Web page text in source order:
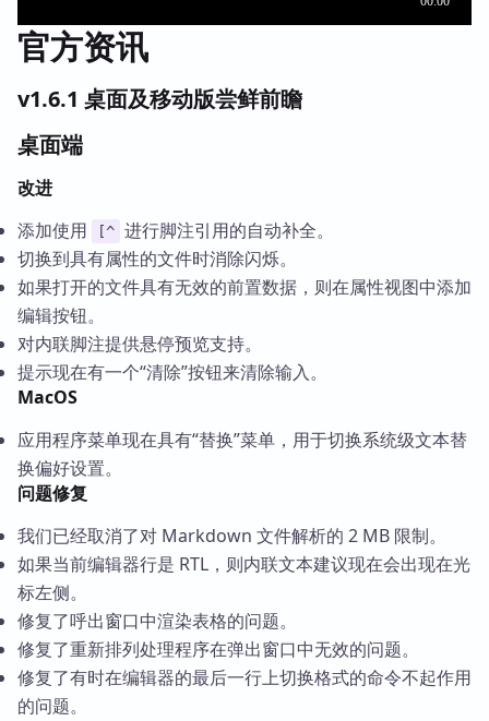
官方资讯
v1.6.1 桌面及移动版尝鲜前瞻
桌面端
改进
添加使用
[^ 进行脚注引用的自动补全。
切换到具有属性的文件时消除闪烁。
如果打开的文件具有无效的前置数据，则在属性视图中添加
编辑按钮。
对内联脚注提供悬停预览支持。
提示现在有一个“清除”按钮来清除输入。
MacOS
应用程序菜单现在具有“替换”菜单，用于切换系统级文本替
换偏好设置。
问题修复
我们已经取消了对 Markdown 文件解析的 2 MB 限制。
如果当前编辑器行是 RTL，则内联文本建议现在会出现在光
标左侧。
修复了呼出窗口中渲染表格的问题。
修复了重新排列处理程序在弹出窗口中无效的问题。
修复了有时在编辑器的最后一行上切换格式的命令不起作用
的问题。